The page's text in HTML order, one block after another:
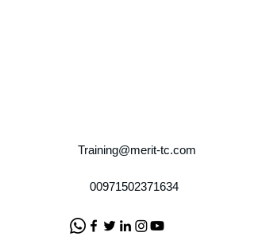
Training@merit-tc.com
00971502371634